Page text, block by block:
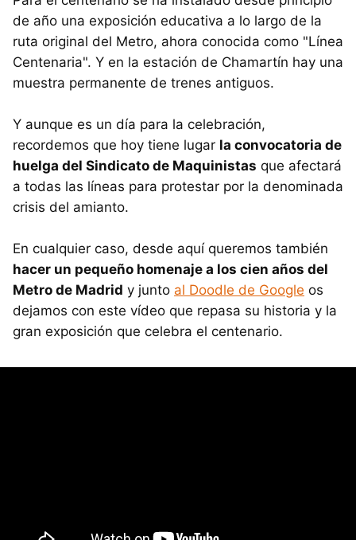
de año una exposición educativa a lo largo de la
ruta original del Metro, ahora conocida como "Línea
Centenaria". Y en la estación de Chamartín hay una
muestra permanente de trenes antiguos.
Y aunque es un día para la celebración,
recordemos que hoy tiene lugar la convocatoria de
huelga del Sindicato de Maquinistas que afectará
a todas las líneas para protestar por la denominada
crisis del amianto.
En cualquier caso, desde aquí queremos también
hacer un pequeño homenaje a los cien años del
Metro de Madrid y junto al Doodle de Google os
dejamos con este vídeo que repasa su historia y la
gran exposición que celebra el centenario.